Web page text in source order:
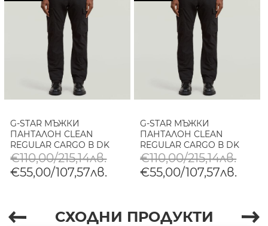
G-STAR МЪЖКИ
ПАНТАЛОН CLEAN
REGULAR CARGO В DK
BLACK GD
€110,00/215,14лв.
€55,00/107,57лв.
G-STAR МЪЖКИ
ПАНТАЛОН CLEAN
REGULAR CARGO В DK
BLACK GD
€110,00/215,14лв.
€55,00/107,57лв.
СХОДНИ ПРОДУКТИ